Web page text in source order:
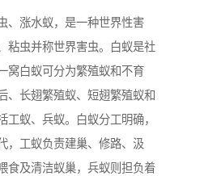
、涨水蚁，是一种世界性害
粘虫并称世界害虫。白蚁是社
窝白蚁可分为繁殖蚁和不育
、长翅繁殖蚁、短翅繁殖蚁和
工蚁、兵蚁。白蚁分工明确，
，工蚁负责建巢、修路、汲
食及清洁蚁巢，兵蚁则担负着